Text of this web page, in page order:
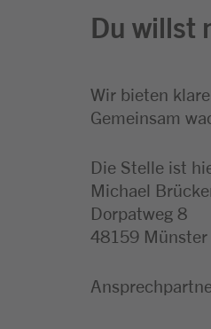
Du willst
Wir bieten
Gemeinsam
Die Stelle ist
Michael
Dorpatweg 8
48159 Münster